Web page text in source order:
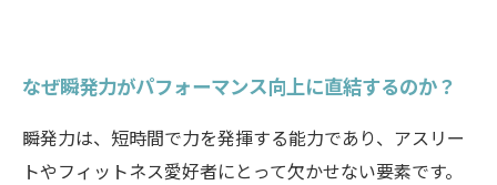
なぜ瞬発力がパフォーマンス向上に直結するのか？
瞬発力は、短時間で力を発揮する能力であり、アスリー
トやフィットネス愛好者にとって欠かせない要素です。